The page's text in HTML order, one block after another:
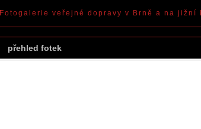
přehled fotek
Fotogalerie veřejné dopravy v Brně a na jižní